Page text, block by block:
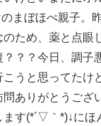
まぼほぺ親子。
ため、薬と点眼
？？今日、調子
うと思ってたけ
ありがとうござ
す(*´▽｀*)↓にほ